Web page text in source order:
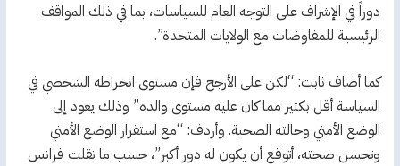
دوراً في الإشراف على التوجه العام للسياسات، بما في ذلك المواقف
الرئيسية للمفاوضات مع الولايات المتحدة”.
كما أضاف ثابت: “لكن على الأرجح فإن مستوى انخراطه الشخصي في
السياسة أقل بكثير مما كان عليه مستوى والده” وذلك يعود إلى
الوضع الأمني وحالته الصحية. وأردف: “مع استقرار الوضع الأمني
وتحسن صحته، أتوقع أن يكون له دور أكبر”، حسب ما نقلت فرانس